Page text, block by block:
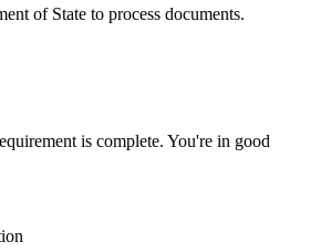
of State to process documents.
is complete. You're in good